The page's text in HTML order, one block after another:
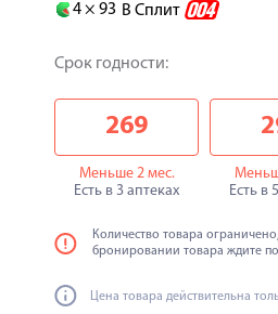
4 × 93 В Сплит
Срок годности:
269
Меньше 2 мес.
Есть в 3 аптеках
Есть в
Количество товара
бронировании товара ждите
Цена товара действительна